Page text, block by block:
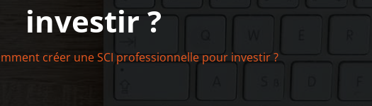
investir ?
créer une SCI professionnelle pour investir ?